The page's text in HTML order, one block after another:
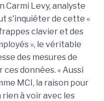
Carmi Levy, analyste
s'inquiéter de cette «
clavier et des
», le véritable
des mesures de
données. « Aussi
MCI, la raison pour
rien à voir avec les